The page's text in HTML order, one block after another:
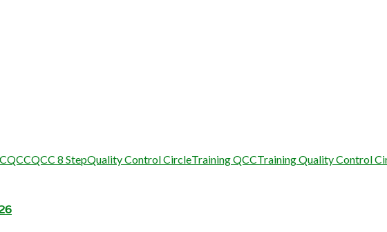
QCCQCC 8 StepQuality Control CircleTraining QCCTraining Quality Control